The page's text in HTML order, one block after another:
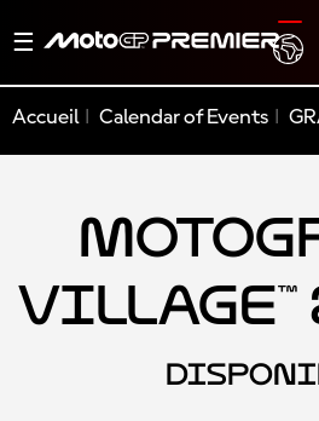
Basculer
navigation
Accueil Calendar of Events
Village™